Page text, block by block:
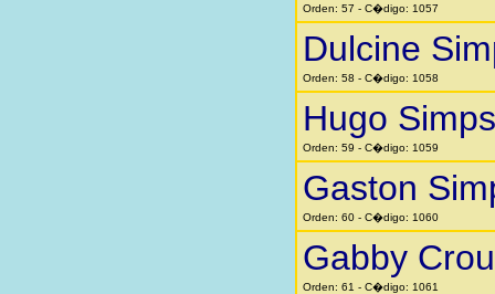
Orden: 57 - C�digo: 1057
Dulcine
Orden: 58 - C�digo: 1058
Hugo
Orden: 59 - C�digo: 1059
Gaston
Orden: 60 - C�digo: 1060
Gabby
Orden: 61 - C�digo: 1061